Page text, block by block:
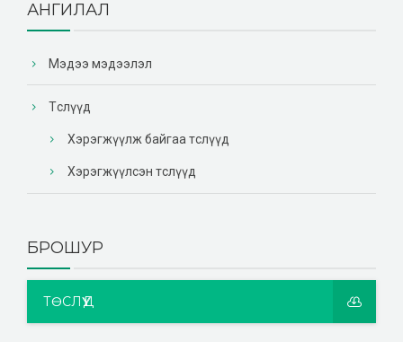
АНГИЛАЛ
Мэдээ мэдээлэл
Төслүүд
Хэрэгжүүлж байгаа төслүүд
Хэрэгжүүлсэн төслүүд
БРОШУР
ТӨСЛҮҮД